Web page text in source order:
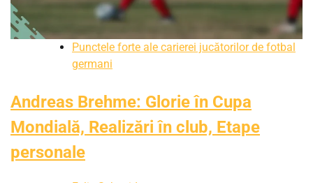
Punctele forte ale carierei jucătorilor de fotbal
germani
Andreas Brehme: Glorie în Cupa
Mondială, Realizări în club, Etape
personale